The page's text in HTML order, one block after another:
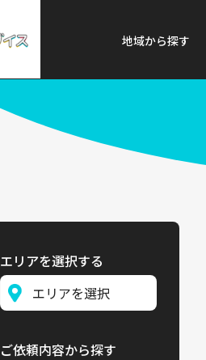
地域から探す
エリアを選択する
ご依頼内容から探す